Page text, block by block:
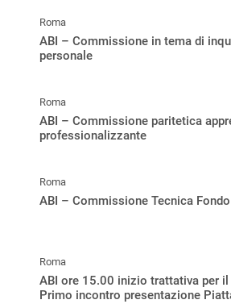
Roma
ABI – Commissione in tema di
personale
Roma
ABI – Commissione paritetica
professionalizzante
Roma
ABI – Commissione Tecnica
Roma
ABI ore 15.00 inizio trattativa per il
Primo incontro presentazione